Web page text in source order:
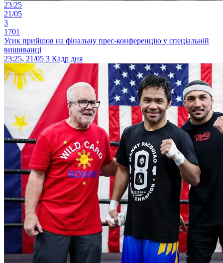
23:25
21/05
3
1701
Усик прийшов на фінальну прес-конференцію у спеціальній
вишиванці
23:25, 21/05 3 Кадр дня